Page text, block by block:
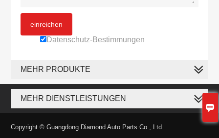

einreichen
Datenschutz-Bestimmungen
MEHR PRODUKTE
MEHR DIENSTLEISTUNGEN
Copyright © Guangdong Diamond Auto Parts Co., Ltd.